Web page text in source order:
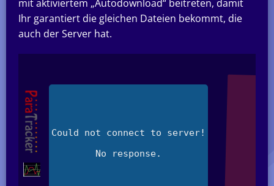
mit aktiviertem „Autodownload“ beitreten, damit
Ihr garantiert die gleichen Dateien bekommt, die
auch der Server hat.